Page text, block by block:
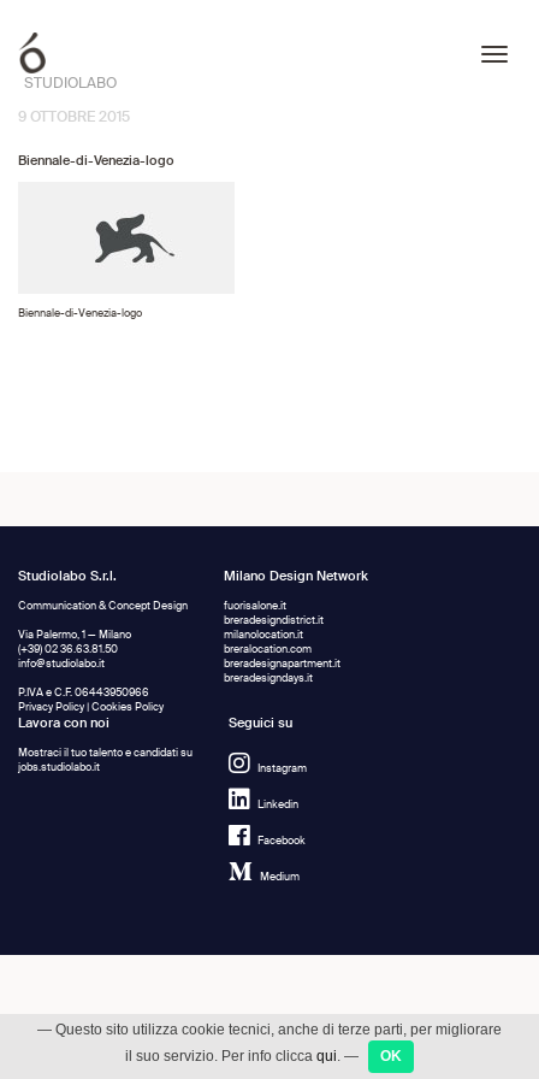
— Questo sito utilizza cookie tecnici, anche di terze parti, per migliorare
il suo servizio. Per info clicca qui . —
STUDIOLABO
9 OTTOBRE 2015
Biennale-di-Venezia-logo
Biennale-di-Venezia-logo
Studiolabo S.r.l.
Communication & Concept Design
Via Palermo, 1 — Milano
(+39) 02 36.63.81.50
info@studiolabo.it
P.IVA e C.F. 06443950966
Privacy Policy|Cookies Policy
Milano Design Network
fuorisalone.it
breradesigndistrict.it
milanolocation.it
breralocation.com
breradesignapartment.it
breradesigndays.it
Lavora con noi
Mostraci il tuo talento e candidati su
jobs.studiolabo.it
Seguici su
Instagram
Linkedin
Facebook
Medium